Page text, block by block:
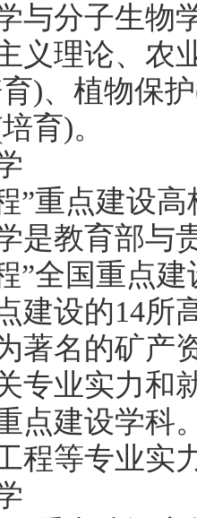
与分子生物
义理论、农
)、植物保
育)。
重点建设高
教育部与贵
”全国重点
建设的14所
名的矿产资
专业实力和
点建设学科
程等专业实